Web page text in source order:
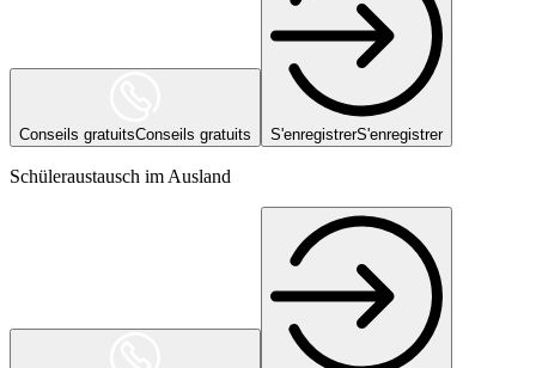
Conseils gratuitsConseils gratuits S'enregistrerS'enregistrer
Schüleraustausch im Ausland